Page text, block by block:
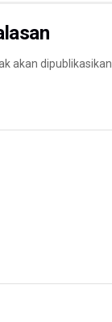
akan dipublikasikan.